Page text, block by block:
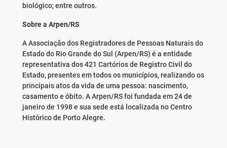
biológico; entre outros.
Sobre a Arpen/RS
A Associação dos Registradores de Pessoas Naturais do
Estado do Rio Grande do Sul (Arpen/RS) é a entidade
representativa dos 421 Cartórios de Registro Civil do
Estado, presentes em todos os municípios, realizando os
principais atos da vida de uma pessoa: nascimento,
casamento e óbito. A Arpen/RS foi fundada em 24 de
janeiro de 1998 e sua sede está localizada no Centro
Histórico de Porto Alegre.